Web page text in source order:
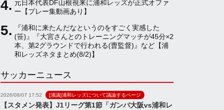
n
l
元日本代表DF山根視来に浦和レッズが正式オファ
ー【プレー集動画あり】
『浦和に来たんだなというのをすごく実感した
(笹)』『大宮さんとのトレーニングマッチが45分×2
本、第2グラウンドで行われる(曺監督)』など【浦
和レッズネタまとめ(8/2)】
サッカーニュース
2026/08/07 17:52 [浦議]浦和レッズについて議論するページ
【スタメン発表】J1リーグ第1節「ガンバ大阪vs浦和レ